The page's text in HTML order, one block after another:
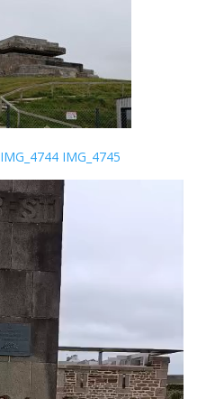
IMG_4744 IMG_4745